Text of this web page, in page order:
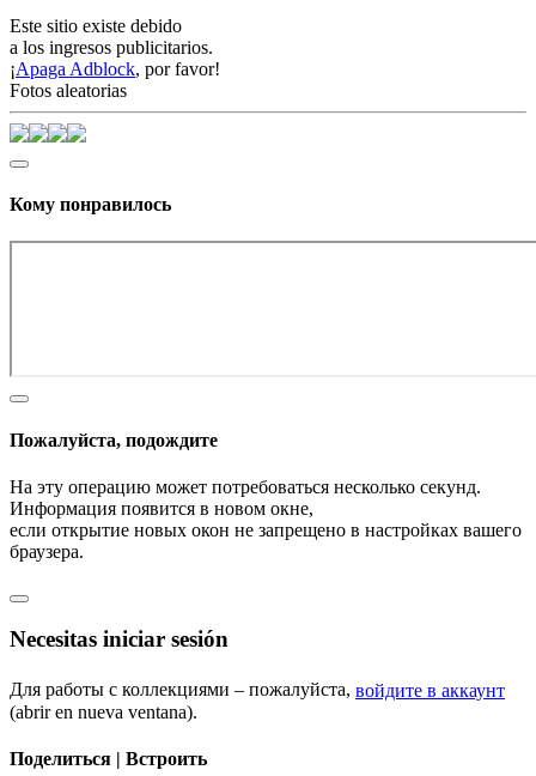
Este sitio existe debido
a los ingresos publicitarios.
¡Apaga Adblock, por favor!
Fotos aleatorias
Кому понравилось
Пожалуйста, подождите
На эту операцию может потребоваться несколько секунд.
Информация появится в новом окне,
если открытие новых окон не запрещено в настройках вашего
браузера.
Necesitas iniciar sesión
Для работы с коллекциями – пожалуйста, войдите в аккаунт
(abrir en nueva ventana).
Поделиться | Встроить